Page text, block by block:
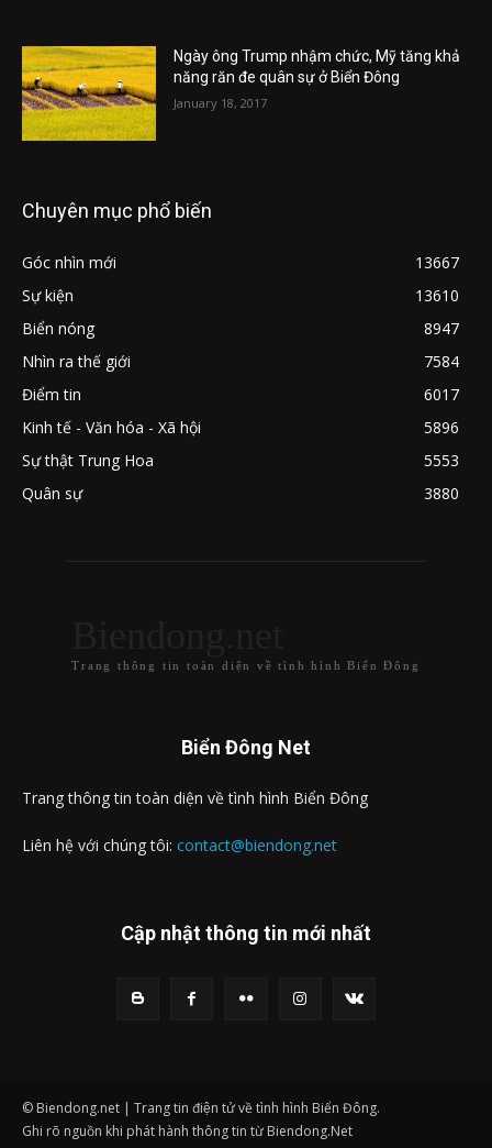
Ngày ông Trump nhậm chức, Mỹ tăng khả
năng răn đe quân sự ở Biển Đông
January 18, 2017
Chuyên mục phổ biến
Góc nhìn mới
13667
Sự kiện
13610
Biển nóng
8947
Nhìn ra thế giới
7584
Điểm tin
6017
Kinh tế - Văn hóa - Xã hội
5896
Sự thật Trung Hoa
5553
Quân sự
3880
Trang thông tin toàn diện về tình hình Biển Đông
Biển Đông Net
Trang thông tin toàn diện về tình hình Biển Đông
Liên hệ với chúng tôi: contact@biendong.net
Cập nhật thông tin mới nhất
© Biendong.net | Trang tin điện tử về tình hình Biển Đông.
Ghi rõ nguồn khi phát hành thông tin từ Biendong.Net